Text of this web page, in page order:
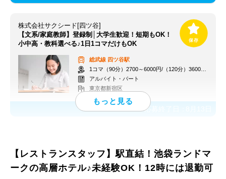
株式会社サクシード[四ツ谷]
【文系/家庭教師】登録制│大学生歓迎！短期もOK！
小中高・教科選べる♪1日1コマだけもOK
総武線 四ツ谷駅
1コマ（90分）2700～6000円/（120分）3600～1万2000円 +交通費
アルバイト・パート
東京都新宿区
応募終了日：
【レストランスタッフ】駅直結！池袋ランドマ
ークの高層ホテル♪未経験OK！12時には退勤可